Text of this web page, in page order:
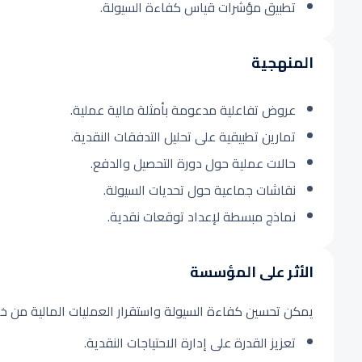
تطبيق مؤشرات قياس كفاءة السيولة.
المنهجية
عروض تفاعلية مدعومة بأمثلة مالية عملية.
تمارين تطبيقية على تحليل التدفقات النقدية.
حالات عملية حول دورة التحصيل والدفع.
نقاشات جماعية حول تحديات السيولة.
نماذج مبسطة لإعداد توقعات نقدية.
الأثر على المؤسسة
يمكن تحسين كفاءة السيولة واستقرار العمليات المالية من
تعزيز القدرة على إدارة الاحتياجات النقدية.